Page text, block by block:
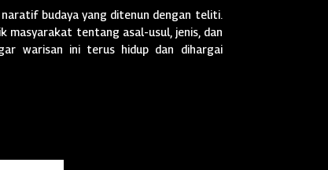
budaya yang ditenun dengan teliti.
masyarakat tentang asal-usul, jenis, dan
warisan ini terus hidup dan dihargai